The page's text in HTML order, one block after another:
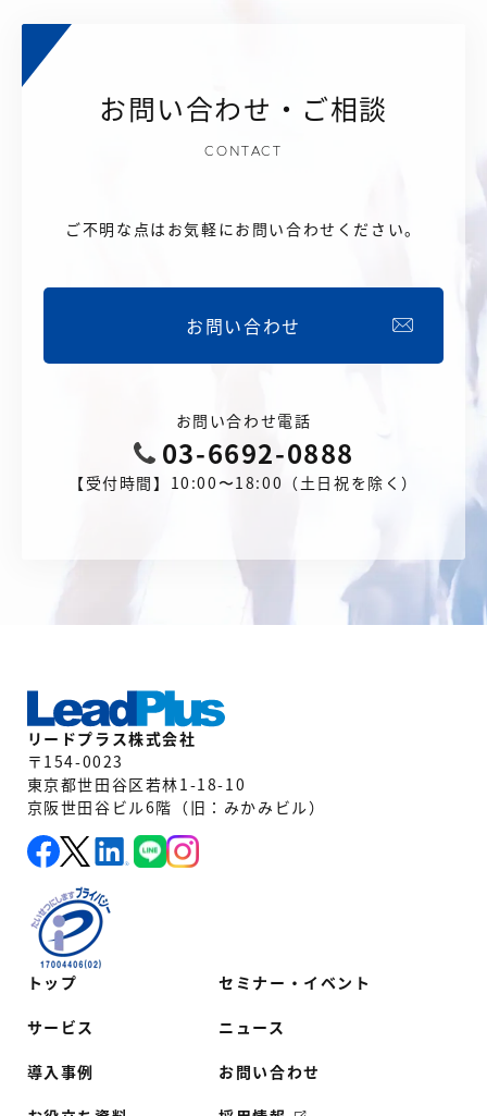
お問い合わせ・ご相談
CONTACT
ご不明な点はお気軽にお問い合わせください。
お問い合わせ
お問い合わせ電話
03-6692-0888
【受付時間】10:00〜18:00（土日祝を除く）
トップ
サービス
導入事例
セミナー・イベント
ニュース
お問い合わせ
リードプラス株式会社
〒154-0023
東京都世田谷区若林1-18-10
京阪世田谷ビル6階（旧：みかみビル）